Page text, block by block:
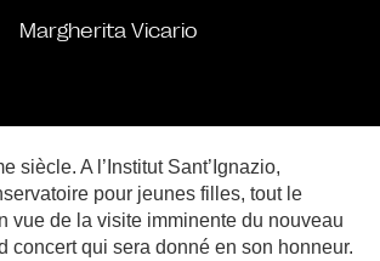
Margherita Vicario
siècle. A l’Institut Sant’Ignazio,
pour jeunes filles, tout le
vue de la visite imminente du nouveau
concert qui sera donné en son honneur.